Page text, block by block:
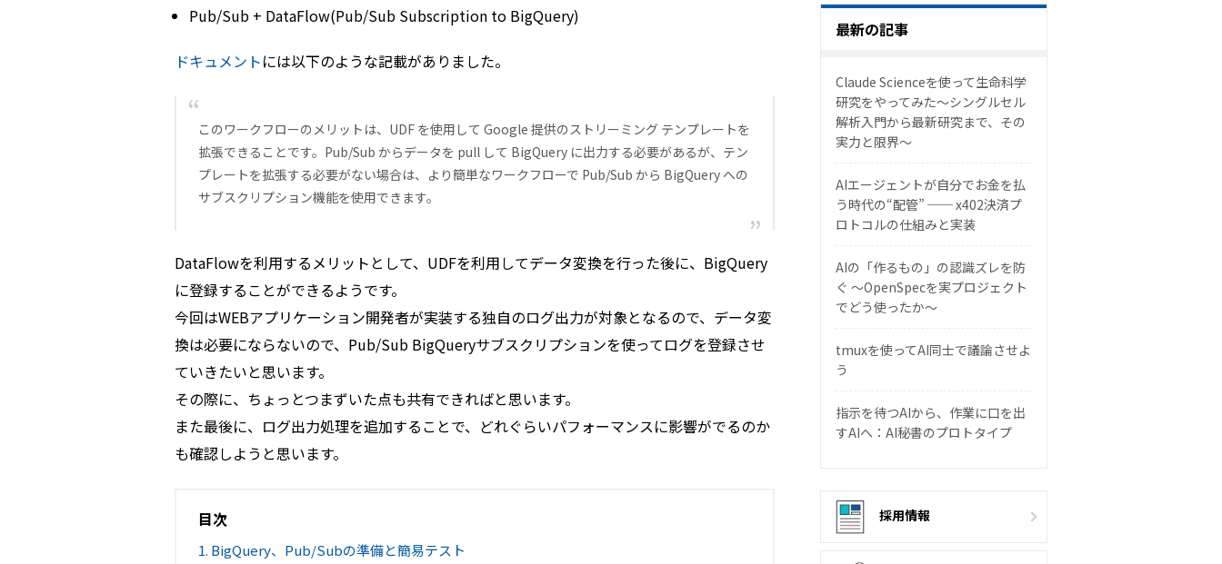
Pub/Sub + DataFlow(Pub/Sub Subscription to BigQuery)
ドキュメントには以下のような記載がありました。
このワークフローのメリットは、UDF を使用して Google 提供のストリーミング テンプレートを
拡張できることです。Pub/Sub からデータを pull して BigQuery に出力する必要があるが、テン
プレートを拡張する必要がない場合は、より簡単なワークフローで Pub/Sub から BigQuery への
サブスクリプション機能を使用できます。
DataFlowを利用するメリットとして、UDFを利用してデータ変換を行った後に、BigQuery
に登録することができるようです。
今回はWEBアプリケーション開発者が実装する独自のログ出力が対象となるので、データ変
換は必要にならないので、Pub/Sub BigQueryサブスクリプションを使ってログを登録させ
ていきたいと思います。
その際に、ちょっとつまずいた点も共有できればと思います。
また最後に、ログ出力処理を追加することで、どれぐらいパフォーマンスに影響がでるのか
も確認しようと思います。
目次
1. BigQuery、Pub/Subの準備と簡易テスト
最新の記事
Claude Scienceを使って生命科学
研究をやってみた〜シングルセル
解析入門から最新研究まで、その
実力と限界〜
AIエージェントが自分でお金を払
う時代の“配管” ── x402決済プ
ロトコルの仕組みと実装
AIの「作るもの」の認識ズレを防
ぐ 〜OpenSpecを実プロジェクト
でどう使ったか〜
tmuxを使ってAI同士で議論させよ
う
指示を待つAIから、作業に口を出
すAIへ：AI秘書のプロトタイプ
採用情報